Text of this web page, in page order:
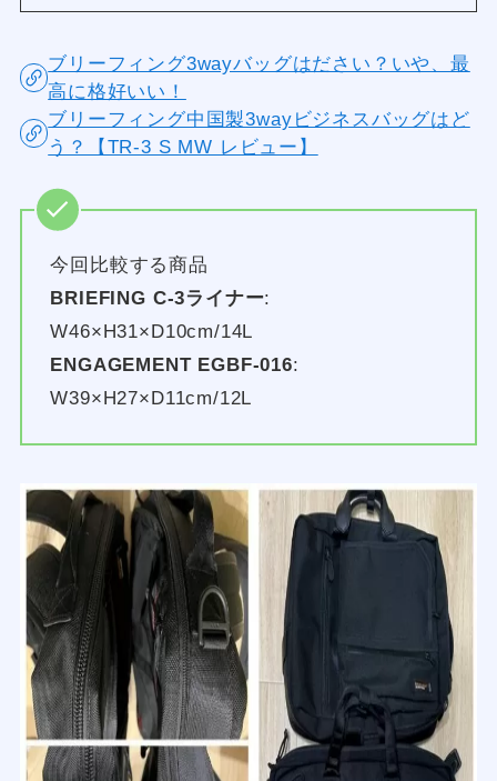
ブリーフィング3wayバッグはださい？いや、最
高に格好いい！
ブリーフィング中国製3wayビジネスバッグはど
う？【TR-3 S MW レビュー】
今回比較する商品
BRIEFING C-3ライナー:
W46×H31×D10cm/14L
ENGAGEMENT EGBF-016:
W39×H27×D11cm/12L